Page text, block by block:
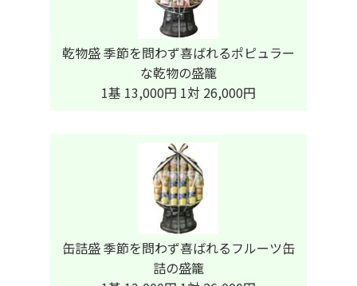
乾物盛 季節を問わず喜ばれるポピュラー
な乾物の盛籠
1基 13,000円 1対 26,000円
缶詰盛 季節を問わず喜ばれるフルーツ缶
詰の盛籠